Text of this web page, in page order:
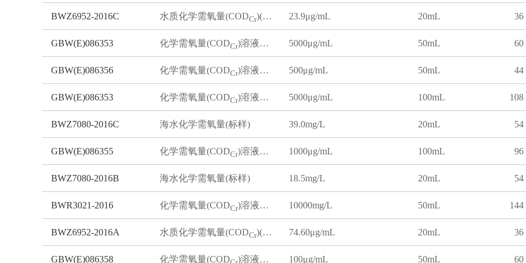
BWZ6952-2016C 水质化学需氧量(CODCr)(标样) 23.9μg/mL 20mL 36
GBW(E)086353 化学需氧量(CODCr)溶液标准物质 5000μg/mL 50mL 60
GBW(E)086356 化学需氧量(CODCr)溶液标准物质 500μg/mL 50mL 44
GBW(E)086353 化学需氧量(CODCr)溶液标准物质 5000μg/mL 100mL 108
BWZ7080-2016C 海水化学需氧量(标样) 39.0mg/L 20mL 54
GBW(E)086355 化学需氧量(CODCr)溶液标准物质 1000μg/mL 100mL 96
BWZ7080-2016B 海水化学需氧量(标样) 18.5mg/L 20mL 54
BWR3021-2016 化学需氧量(CODCr)溶液标准物质 10000mg/L 50mL 144
BWZ6952-2016A 水质化学需氧量(CODCr)(标样) 74.60μg/mL 20mL 36
GBW(E)086358 化学需氧量(COD )溶液标准物质 100μg/mL 50mL 60